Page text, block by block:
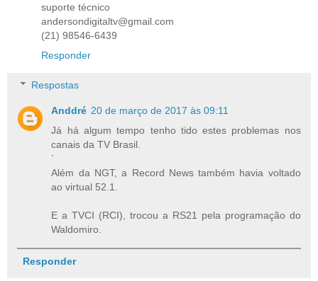
suporte técnico
andersondigitaltv@gmail.com
(21) 98546-6439
Responder
Respostas
Anddré 20 de março de 2017 às 09:11
Já há algum tempo tenho tido estes problemas nos
canais da TV Brasil.
´
Além da NGT, a Record News também havia voltado
ao virtual 52.1.
E a TVCI (RCI), trocou a RS21 pela programação do
Waldomiro.
Responder